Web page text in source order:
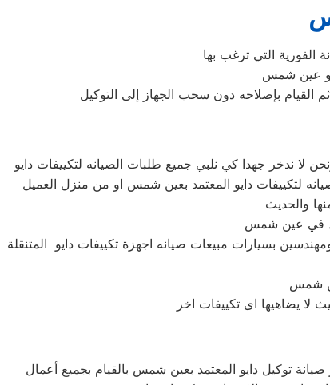
القيام بإصلاحه دون سحب الجهاز إلى التوكيل
بسيارات مبيعات صيانه اجهزة تكييفات دايو المتنقلة
توكيل دايو المعتمد بعين شمس بالقيام بجميع أعمال